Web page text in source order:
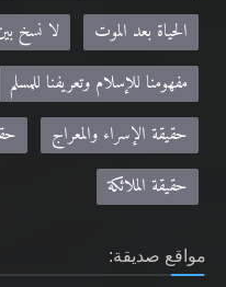
الحياة بعد الموت
لا نسخ
مفهومنا للإسلام وتعريفنا للمسلم
حقيقة الإسراء والمعراج
حقيقة الملائكة
مواقع صديقة: